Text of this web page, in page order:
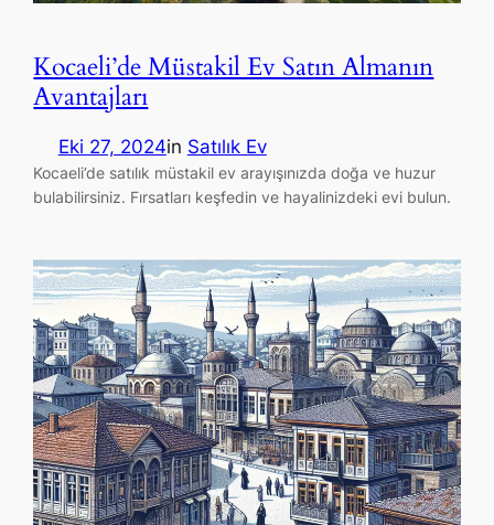
Kocaeli’de Müstakil Ev Satın Almanın
Avantajları
Eki 27, 2024in Satılık Ev
Kocaeli’de satılık müstakil ev arayışınızda doğa ve huzur
bulabilirsiniz. Fırsatları keşfedin ve hayalinizdeki evi bulun.